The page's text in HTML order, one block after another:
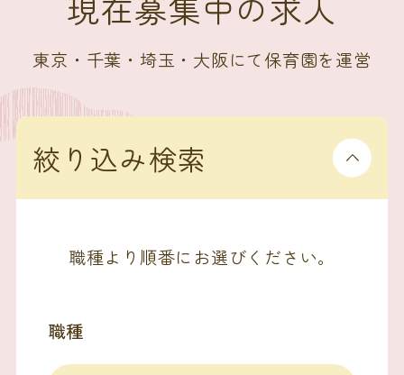
東京・千葉・埼玉・大阪にて保育園を運営
絞り込み検索
職種より順番にお選びください。
職種